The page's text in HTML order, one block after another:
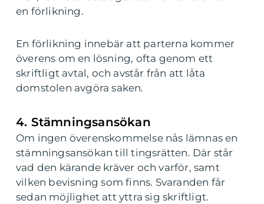
en förlikning.
En förlikning innebär att parterna kommer
överens om en lösning, ofta genom ett
skriftligt avtal, och avstår från att låta
domstolen avgöra saken.
4. Stämningsansökan
Om ingen överenskommelse nås lämnas en
stämningsansökan till tingsrätten. Där står
vad den kärande kräver och varför, samt
vilken bevisning som finns. Svaranden får
sedan möjlighet att yttra sig skriftligt.